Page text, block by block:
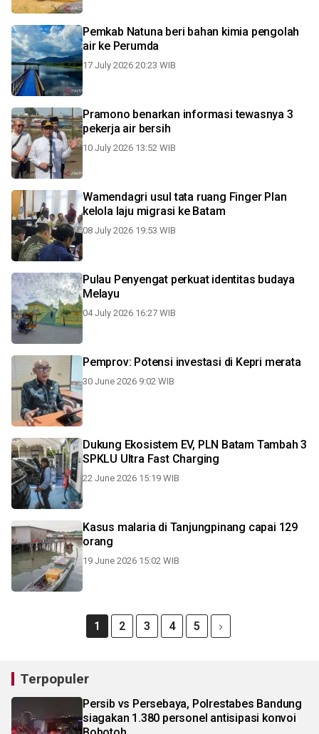
Pemkab Natuna beri bahan kimia pengolah
air ke Perumda
17 July 2026 20:23 WIB
Pramono benarkan informasi tewasnya 3
pekerja air bersih
10 July 2026 13:52 WIB
Wamendagri usul tata ruang Finger Plan
kelola laju migrasi ke Batam
08 July 2026 19:53 WIB
Pulau Penyengat perkuat identitas budaya
Melayu
04 July 2026 16:27 WIB
Pemprov: Potensi investasi di Kepri merata
30 June 2026 9:02 WIB
Dukung Ekosistem EV, PLN Batam Tambah 3
SPKLU Ultra Fast Charging
22 June 2026 15:19 WIB
Kasus malaria di Tanjungpinang capai 129
orang
19 June 2026 15:02 WIB
1 2 3 4 5
Terpopuler
Persib vs Persebaya, Polrestabes Bandung
siagakan 1.380 personel antisipasi konvoi